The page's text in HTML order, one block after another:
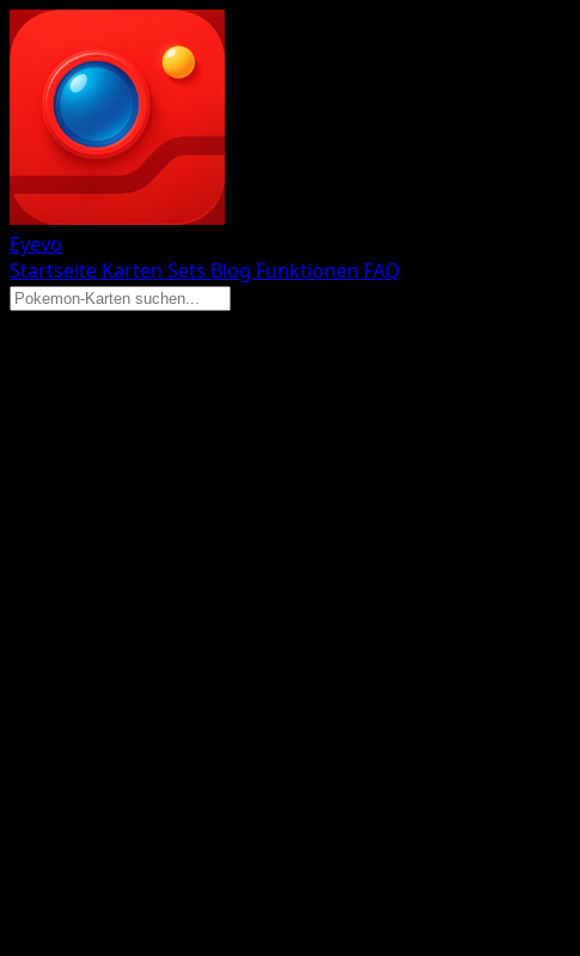
Eyevo
Startseite Karten Sets Blog Funktionen FAQ